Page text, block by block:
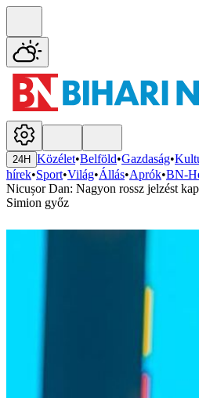
24H Közélet•Belföld•Gazdaság•
hírek•Sport•Világ•Állás•Aprók•BN-
Nicușor Dan: Nagyon rossz jelzést
Simion győz